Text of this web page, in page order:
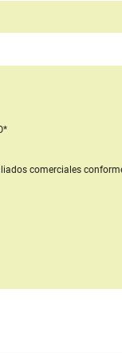
comerciales